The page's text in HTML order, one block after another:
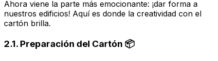
Ahora viene la parte más emocionante: ¡dar forma a
nuestros edificios! Aquí es donde la creatividad con el
cartón brilla.
2.1. Preparación del Cartón 📦